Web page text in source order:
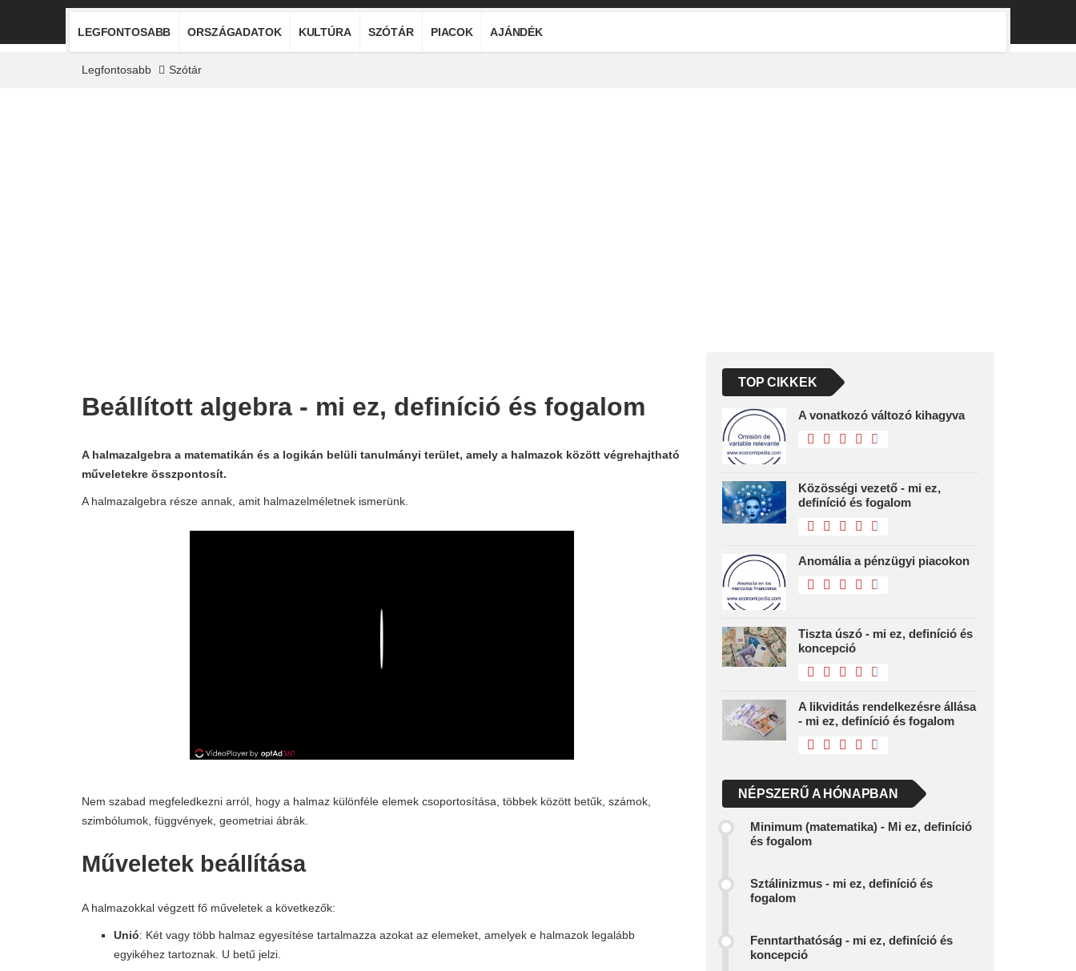
LEGFONTOSABB ORSZÁGADATOK KULTÚRA SZÓTÁR PIACOK AJÁNDÉK
Legfontosabb Szótár
Beállított algebra - mi ez, definíció és fogalom
A halmazalgebra a matematikán és a logikán belüli tanulmányi terület, amely a halmazok között végrehajtható
műveletekre összpontosít.
A halmazalgebra része annak, amit halmazelméletnek ismerünk.
Nem szabad megfeledkezni arról, hogy a halmaz különféle elemek csoportosítása, többek között betűk, számok,
szimbólumok, függvények, geometriai ábrák.
Műveletek beállítása
A halmazokkal végzett fő műveletek a következők:
Unió: Két vagy több halmaz egyesítése tartalmazza azokat az elemeket, amelyek e halmazok legalább
egyikéhez tartoznak. U betű jelzi.
TOP CIKKEK
A vonatkozó változó kihagyva
Közösségi vezető - mi ez,
definíció és fogalom
Anomália a pénzügyi piacokon
Tiszta úszó - mi ez, definíció és
koncepció
A likviditás rendelkezésre állása
- mi ez, definíció és fogalom
NÉPSZERŰ A HÓNAPBAN
Minimum (matematika) - Mi ez, definíció
és fogalom
Sztálinizmus - mi ez, definíció és
fogalom
Fenntarthatóság - mi ez, definíció és
koncepció